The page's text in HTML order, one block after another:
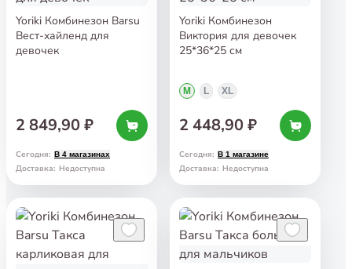
Yoriki Комбинезон Barsu
Вест-хайленд для
девочек
2 849,90 ₽
Сегодня: В 4 магазинах
Доставка: Недоступна
Yoriki Комбинезон
Виктория для девочек
25*36*25 см
M L XL
2 448,90 ₽
Сегодня: В 1 магазине
Доставка: Недоступна